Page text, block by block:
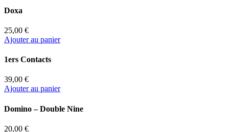
Doxa
25,00 €
Ajouter au panier
1ers Contacts
39,00 €
Ajouter au panier
Domino – Double Nine
20,00 €